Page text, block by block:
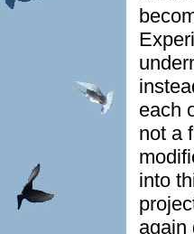
each
not a
into
again